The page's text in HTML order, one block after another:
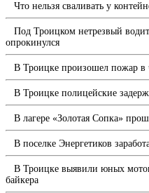
Что нельзя сваливать у
Под Троицком нетрезвый
опрокинулся
В Троицке произошел пожар в
В Троицке полицейские
В лагере «Золотая Сопка»
В поселке Энергетиков
В Троицке выявили юных
байкера